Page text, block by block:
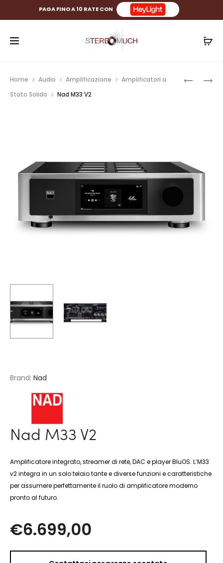
PAGA FINO A 10 RATE CON
Home Audio Amplificazione
Amplificatori a
Stato Solido
Nad M33 V2
Brand: Nad
Nad M33 V2
Amplificatore integrato, streamer di rete, DAC e player BluOS. L’M33
v2 integra in un solo telaio tante e diverse funzioni e caratteristiche
per assumere perfettamente il ruolo di amplificatore moderno
pronto al futuro.
€6.699,00